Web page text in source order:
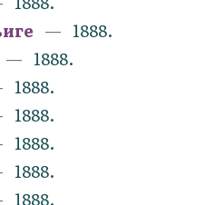
1888.
1888.
1888.
1888.
1888.
1888.
1888.